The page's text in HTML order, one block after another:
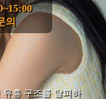
의
흥 구조를 탈피하